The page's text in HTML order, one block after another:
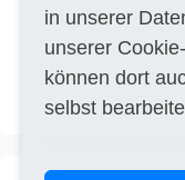
Sanierung von
Durchführung von
Untersuchungen an 7
in unserer
unserer
können dort
selbst